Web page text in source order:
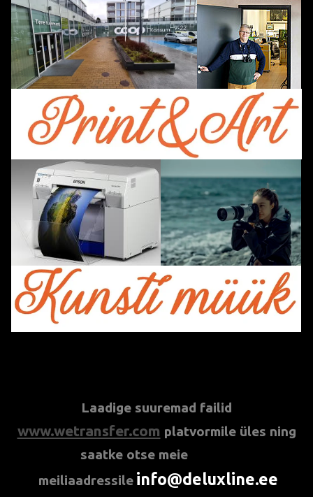
Laadige suuremad failid
www.wetransfer.com platvormile üles ning
saatke otse meie
meiliaadressile info@deluxline.ee